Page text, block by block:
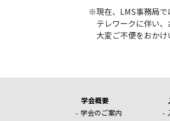
※現在、LMS事務局で
テレワークに伴い、
大変ご不便をおかけ
学会概要
学会のご案内